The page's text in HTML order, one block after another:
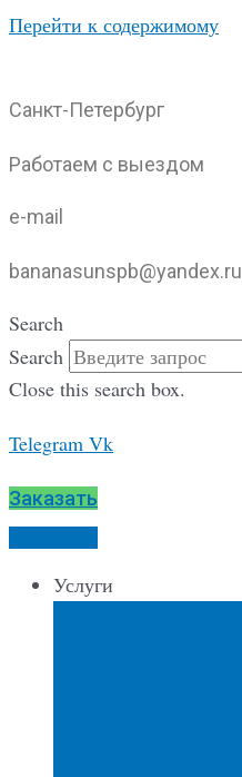
Перейти к содержимому
Санкт-Петербург
Работаем с выездом
e-mail
bananasunspb@yandex.ru
Search
Search
Close this search box.
Telegram Vk
Заказать
Услуги